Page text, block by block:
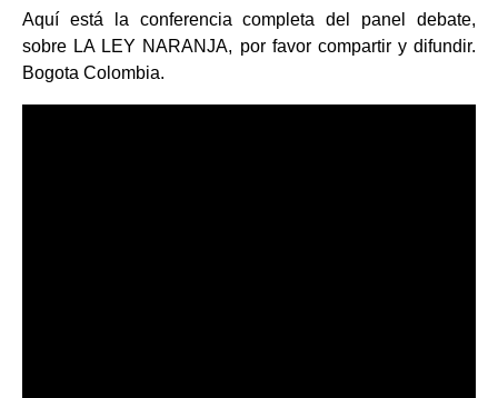
Aquí está la conferencia completa del panel debate,
sobre LA LEY NARANJA, por favor compartir y difundir.
Bogota Colombia.